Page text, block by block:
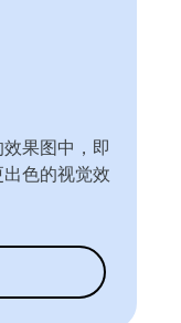
果图中，即
色的视觉效